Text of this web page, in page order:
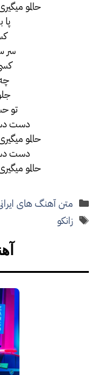
حالمو
سر
تو
دست
حالمو
دست
حالمو
دسته‌ها
متن آهنگ های
برچسب‌ها
زانکو